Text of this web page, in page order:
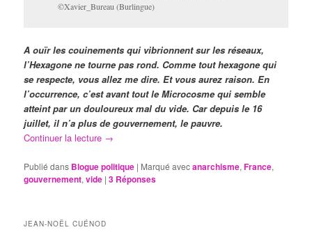
©Xavier_Bureau (Burlingue)
A ouïr les couinements qui vibrionnent sur les réseaux,
l’Hexagone ne tourne pas rond. Comme tout hexagone qui
se respecte, vous allez me dire. Et vous aurez raison. En
l’occurrence, c’est avant tout le Microcosme qui semble
atteint par un douloureux mal du vide. Car depuis le 16
juillet, il n’a plus de gouvernement, le pauvre.
Continuer la lecture →
Publié dans Blogue politique | Marqué avecanarchisme,France,
gouvernement,vide |3 Réponses
JEAN-NOËL CUÉNOD